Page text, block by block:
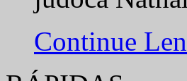
Continue